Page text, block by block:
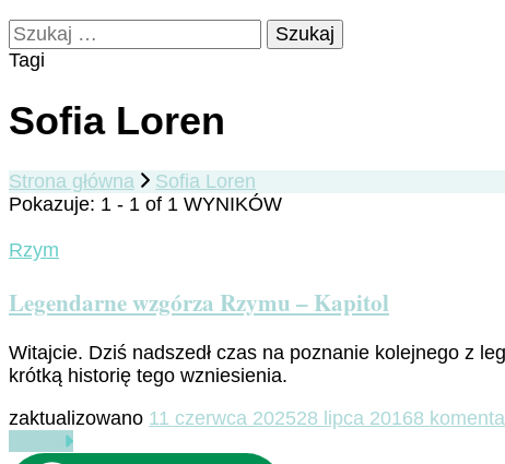
Szukaj:
Tagi
Sofia Loren
Strona główna
Sofia Loren
Pokazuje: 1 - 1 of 1 WYNIKÓW
Rzym
Legendarne wzgórza Rzymu – Kapitol
Witajcie. Dziś nadszedł czas na poznanie kolejnego z
krótką historię tego wzniesienia.
zaktualizowano 11 czerwca 202528 lipca 20168